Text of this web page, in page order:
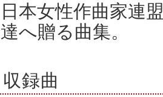
日本女性作曲家連
達へ贈る曲集。
収録曲